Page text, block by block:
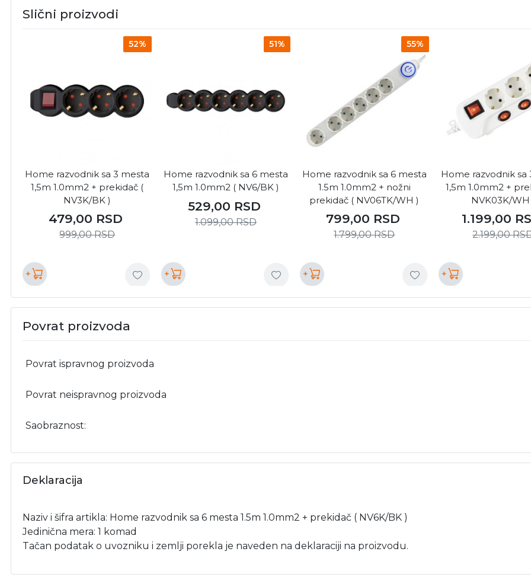
Slični proizvodi
52%
Home razvodnik sa 3 mesta
1,5m 1.0mm2 + prekidač (
NV3K/BK )
479,00 RSD
999,00RSD
+
51%
Home razvodnik sa 6 mesta
1,5m 1.0mm2 ( NV6/BK )
529,00 RSD
1.099,00RSD
+
55%
Home razvodnik sa 6 mesta
1.5m 1.0mm2 + nožni
prekidač ( NV06TK/WH )
799,00 RSD
1.799,00RSD
+
Home razvodnik sa
1,5m 1.0mm2 +
NVK03K/WH
1.199,00
2.199,00
+
Povrat proizvoda
Povrat ispravnog proizvoda
Povrat neispravnog proizvoda
Saobraznost:
Deklaracija
Naziv i šifra artikla: Home razvodnik sa 6 mesta 1.5m 1.0mm2 + prekidač ( NV6K/BK )
Jedinična mera: 1 komad
Tačan podatak o uvozniku i zemlji porekla je naveden na deklaraciji na proizvodu.